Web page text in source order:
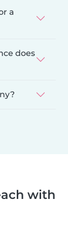
a
does
with